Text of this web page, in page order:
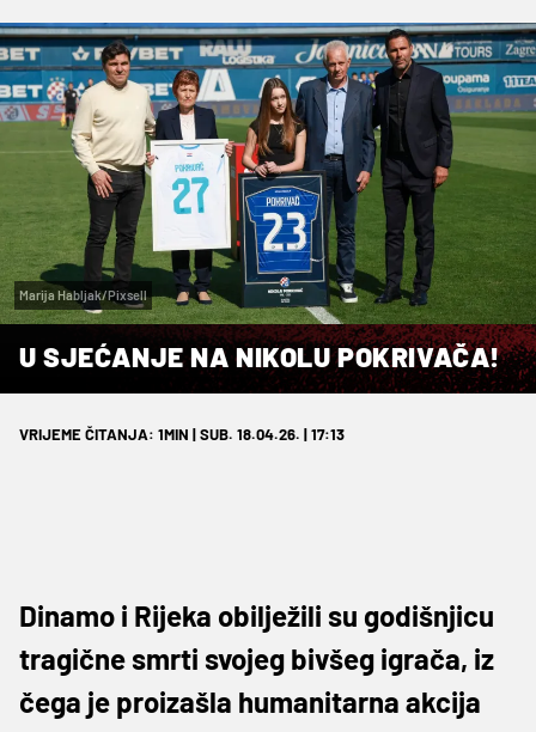
Marija Habljak/Pixsell
U SJEĆANJE NA NIKOLU POKRIVAČA!
VRIJEME ČITANJA: 1MIN | SUB. 18.04.26. | 17:13
Dinamo i Rijeka obilježili su godišnjicu
tragične smrti svojeg bivšeg igrača, iz
čega je proizašla humanitarna akcija